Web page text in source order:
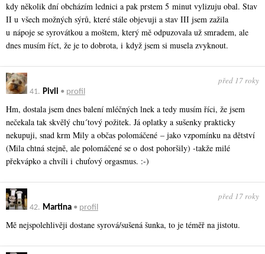
kdy několik dní obcházím lednici a pak prstem 5 minut vylizuju obal. Stav
II u všech možných sýrů, které stále objevuji a stav III jsem zažila
u nápoje se syrovátkou a moštem, který mě odpuzovala už smradem, ale
dnes musím říct, že je to dobrota, i když jsem si musela zvyknout.
41. Pivli • profil
před 17 roky
Hm, dostala jsem dnes balení mléčných lnek a tedy musím říci, že jsem
nečekala tak skvělý chu´tový požitek. Já oplatky a sušenky prakticky
nekupuji, snad krm Mily a občas polomáčené – jako vzpomínku na dětství
(Mila chtná stejně, ale polomáčené se o dost pohoršily) -takže milé
překvápko a chvíli i chuťový orgasmus. :-)
42. Martina • profil
před 17 roky
Mě nejspolehlivěji dostane syrová/sušená šunka, to je téměř na jistotu.